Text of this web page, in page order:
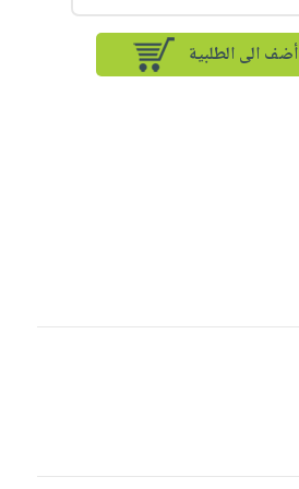
أضف الى الطلبية